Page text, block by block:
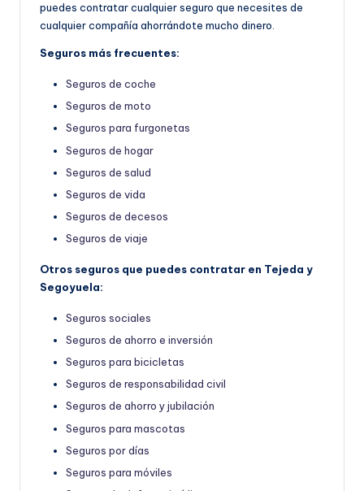
puedes contratar cualquier seguro que necesites de
cualquier compañía ahorrándote mucho dinero.
Seguros más frecuentes:
Seguros de coche
Seguros de moto
Seguros para furgonetas
Seguros de hogar
Seguros de salud
Seguros de vida
Seguros de decesos
Seguros de viaje
Otros seguros que puedes contratar en Tejeda y
Segoyuela:
Seguros sociales
Seguros de ahorro e inversión
Seguros para bicicletas
Seguros de responsabilidad civil
Seguros de ahorro y jubilación
Seguros para mascotas
Seguros por días
Seguros para móviles